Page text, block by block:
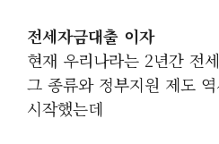
전세자금대출 이자
현재 우리나라는 2년간 전
그 종류와 정부지원 제도
시작했는데